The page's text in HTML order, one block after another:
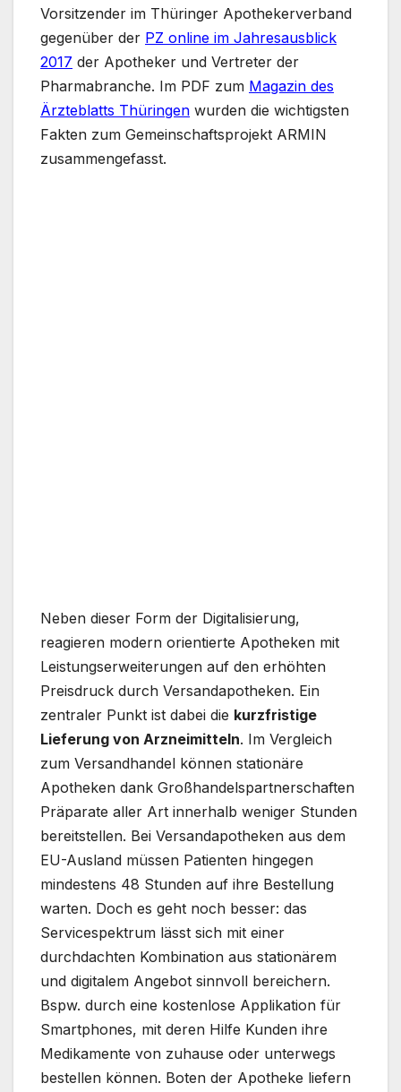
Vorsitzender im Thüringer Apothekerverband
gegenüber der PZ online im Jahresausblick
2017 der Apotheker und Vertreter der
Pharmabranche. Im PDF zum Magazin des
Ärzteblatts Thüringen wurden die wichtigsten
Fakten zum Gemeinschaftsprojekt ARMIN
zusammengefasst.
Neben dieser Form der Digitalisierung,
reagieren modern orientierte Apotheken mit
Leistungserweiterungen auf den erhöhten
Preisdruck durch Versandapotheken. Ein
zentraler Punkt ist dabei die kurzfristige
Lieferung von Arzneimitteln. Im Vergleich
zum Versandhandel können stationäre
Apotheken dank Großhandelspartnerschaften
Präparate aller Art innerhalb weniger Stunden
bereitstellen. Bei Versandapotheken aus dem
EU-Ausland müssen Patienten hingegen
mindestens 48 Stunden auf ihre Bestellung
warten. Doch es geht noch besser: das
Servicespektrum lässt sich mit einer
durchdachten Kombination aus stationärem
und digitalem Angebot sinnvoll bereichern.
Bspw. durch eine kostenlose Applikation für
Smartphones, mit deren Hilfe Kunden ihre
Medikamente von zuhause oder unterwegs
bestellen können. Boten der Apotheke liefern